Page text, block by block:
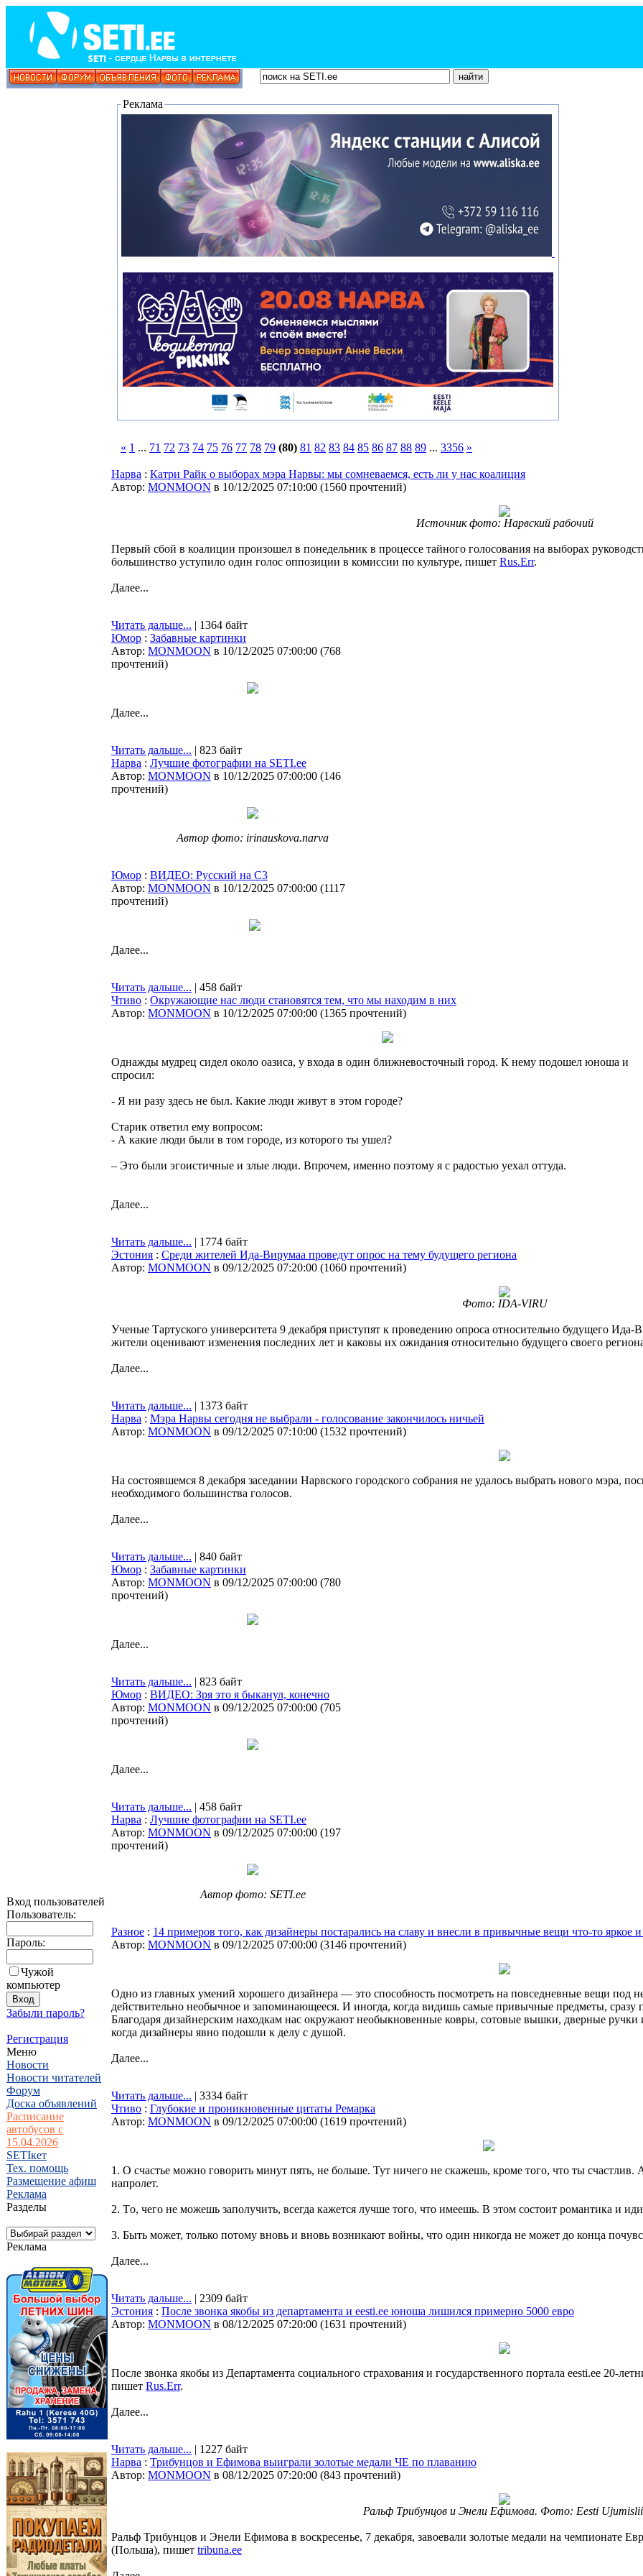
Вход пользователей
Пользователь:
Пароль:
Чужой
компьютер
Забыли пароль?
Регистрация
Меню
Новости
Новости читателей
Форум
Доска объявлений
Расписание
автобусов с
15.04.2026
SETIкет
Тех. помощь
Размещение афиш
Реклама
Разделы
Реклама
Реклама
« 1 ... 71 72 73 74 75 76 77 78 79 (80) 81 82 83 84 85 86 87 88 89 ... 3356 »
Нарва : Катри Райк о выборах мэра Нарвы: мы сомневаемся, есть ли у нас коалиция
Автор: MONMOON в 10/12/2025 07:10:00 (1560 прочтений)
Источник фото: Нарвский рабочий
Первый сбой в коалиции произошел в понедельник в процессе тайного голосования на выборах
большинство уступило один голос оппозиции в комиссии по культуре, пишет Rus.Err.
Далее...
Читать дальше... | 1364 байт
Юмор : Забавные картинки
Автор: MONMOON в 10/12/2025 07:00:00 (768
прочтений)
Далее...
Читать дальше... | 823 байт
Нарва : Лучшие фотографии на SETI.ee
Автор: MONMOON в 10/12/2025 07:00:00 (146
прочтений)
Автор фото: irinauskova.narva
Юмор : ВИДЕО: Русский на С3
Автор: MONMOON в 10/12/2025 07:00:00 (1117
прочтений)
Далее...
Читать дальше... | 458 байт
Чтиво : Окружающие нас люди становятся тем, что мы находим в них
Автор: MONMOON в 10/12/2025 07:00:00 (1365 прочтений)
Однажды мудрец сидел около оазиса, у входа в один ближневосточный город. К нему подошел юноша и
спросил:
- Я ни разу здесь не был. Какие люди живут в этом городе?
Старик ответил ему вопросом:
- А какие люди были в том городе, из которого ты ушел?
– Это были эгоистичные и злые люди. Впрочем, именно поэтому я с радостью уехал оттуда.
Далее...
Читать дальше... | 1774 байт
Эстония : Среди жителей Ида-Вирумаа проведут опрос на тему будущего региона
Автор: MONMOON в 09/12/2025 07:20:00 (1060 прочтений)
Фото: IDA-VIRU
Ученые Тартуского университета 9 декабря приступят к проведению опроса относительно будущего
жители оценивают изменения последних лет и каковы их ожидания относительно будущего своего
Далее...
Читать дальше... | 1373 байт
Нарва : Мэра Нарвы сегодня не выбрали - голосование закончилось ничьей
Автор: MONMOON в 09/12/2025 07:10:00 (1532 прочтений)
На состоявшемся 8 декабря заседании Нарвского городского собрания не удалось выбрать нового мэра,
необходимого большинства голосов.
Далее...
Читать дальше... | 840 байт
Юмор : Забавные картинки
Автор: MONMOON в 09/12/2025 07:00:00 (780
прочтений)
Далее...
Читать дальше... | 823 байт
Юмор : ВИДЕО: Зря это я быканул, конечно
Автор: MONMOON в 09/12/2025 07:00:00 (705
прочтений)
Далее...
Читать дальше... | 458 байт
Нарва : Лучшие фотографии на SETI.ee
Автор: MONMOON в 09/12/2025 07:00:00 (197
прочтений)
Автор фото: SETI.ee
Разное : 14 примеров того, как дизайнеры постарались на славу и внесли в привычные вещи что-то яркое
Автор: MONMOON в 09/12/2025 07:00:00 (3146 прочтений)
Одно из главных умений хорошего дизайнера — это способность посмотреть на повседневные вещи под
действительно необычное и запоминающееся. И иногда, когда видишь самые привычные предметы, сразу
Благодаря дизайнерским находкам нас окружают необыкновенные ковры, сотовые вышки, дверные ручки
когда дизайнеры явно подошли к делу с душой.
Далее...
Читать дальше... | 3334 байт
Чтиво : Глубокие и проникновенные цитаты Ремарка
Автор: MONMOON в 09/12/2025 07:00:00 (1619 прочтений)
1. O счастье можно говорить минут пять, не больше. Тут ничего не скажешь, кроме того, что ты счастлив.
напролет.
2. Тo, чего не можешь заполучить, всегда кажется лучше того, что имеешь. В этом состоит романтика и
3. Быть может, только потому вновь и вновь возникают войны, что один никогда не может до конца
Далее...
Читать дальше... | 2309 байт
Эстония : После звонка якобы из департамента и eesti.ee юноша лишился примерно 5000 евро
Автор: MONMOON в 08/12/2025 07:20:00 (1631 прочтений)
После звонка якобы из Департамента социального страхования и государственного портала eesti.ee 20-
пишет Rus.Err.
Далее...
Читать дальше... | 1227 байт
Нарва : Трибунцов и Ефимова выиграли золотые медали ЧЕ по плаванию
Автор: MONMOON в 08/12/2025 07:20:00 (843 прочтений)
Ральф Трибунцов и Энели Ефимова. Фото: Eesti
Ральф Трибунцов и Энели Ефимова в воскресенье, 7 декабря, завоевали золотые медали на чемпионате
(Польша), пишет tribuna.ee